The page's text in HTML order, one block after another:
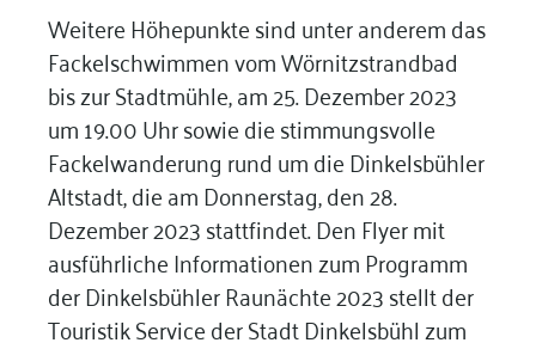
Weitere Höhepunkte sind unter anderem das
Fackelschwimmen vom Wörnitzstrandbad
bis zur Stadtmühle, am 25. Dezember 2023
um 19.00 Uhr sowie die stimmungsvolle
Fackelwanderung rund um die Dinkelsbühler
Altstadt, die am Donnerstag, den 28.
Dezember 2023 stattfindet. Den Flyer mit
ausführliche Informationen zum Programm
der Dinkelsbühler Raunächte 2023 stellt der
Touristik Service der Stadt Dinkelsbühl zum